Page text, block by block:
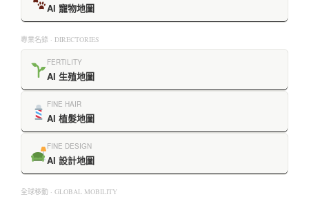
AI 寵物地圖
專業名錄 · DIRECTORIES
FERTILITY
AI 生殖地圖
FINE HAIR
AI 植髮地圖
FINE DESIGN
AI 設計地圖
全球移動 · GLOBAL MOBILITY